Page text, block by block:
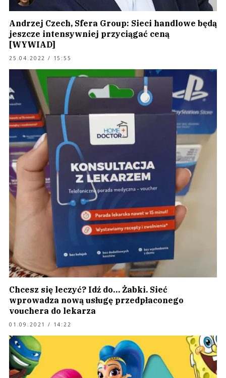
Andrzej Czech, Sfera Group: Sieci handlowe będą
jeszcze intensywniej przyciągać ceną
[WYWIAD]
25.04.2022 / 15:55
Chcesz się leczyć? Idź do… Żabki. Sieć
wprowadza nową usługę przedpłaconego
vouchera do lekarza
01.09.2021 / 14:22